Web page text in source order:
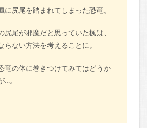
に尻尾を踏まれてしまった恐竜。
尻尾が邪魔だと思っていた楓は、
らない方法を考えることに。
竜の体に巻きつけてみてはどうか
…。